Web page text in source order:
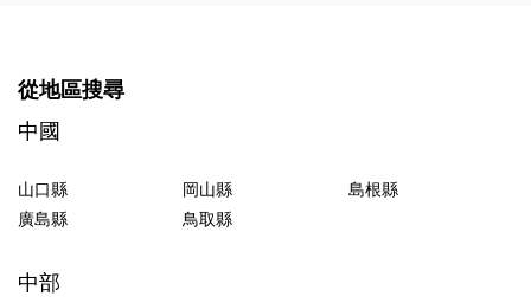
從地區搜尋
中國
山口縣 岡山縣
島根縣
廣島縣
鳥取縣
中部